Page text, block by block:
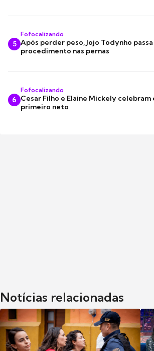
5
Fofocalizando
Após perder peso, Jojo Todynho
procedimento nas pernas
6
Fofocalizando
Cesar Filho e Elaine Mickely celebram
primeiro neto
Notícias relacionadas